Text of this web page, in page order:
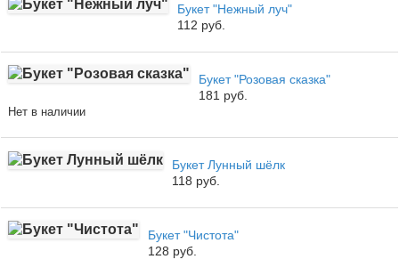
Букет "Нежный луч"
112 руб.
Букет "Розовая сказка"
181 руб.
Нет в наличии
Букет Лунный шёлк
118 руб.
Букет "Чистота"
128 руб.